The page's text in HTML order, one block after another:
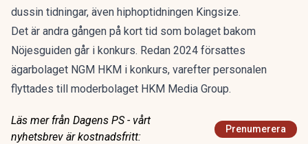
dussin tidningar, även hiphoptidningen Kingsize.
Det är andra gången på kort tid som bolaget bakom
Nöjesguiden går i konkurs. Redan 2024 försattes
ägarbolaget NGM HKM i konkurs, varefter personalen
flyttades till moderbolaget HKM Media Group.
Läs mer från Dagens PS - vårt
nyhetsbrev är kostnadsfritt:
Prenumerera